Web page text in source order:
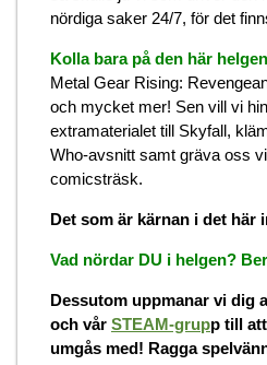
nördiga saker 24/7, för det
Kolla bara på den här
Metal Gear Rising:
och mycket mer! Sen vill vi
extramaterialet till Skyfall,
Who-avsnitt samt gräva oss
comicsträsk.
Det som är kärnan i det här
Vad nördar DU i helgen?
Dessutom uppmanar vi dig
och vår STEAM-grupp till
umgås med! Ragga